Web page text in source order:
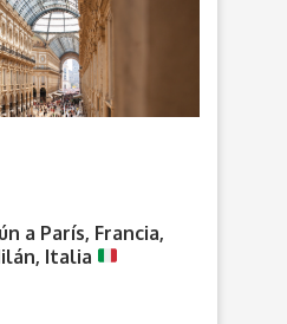
a París, Francia,
Italia